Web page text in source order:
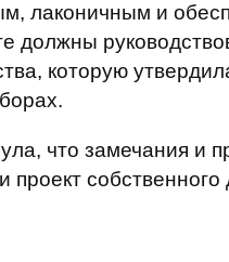
лаконичным и
должны
которую
что замечания и